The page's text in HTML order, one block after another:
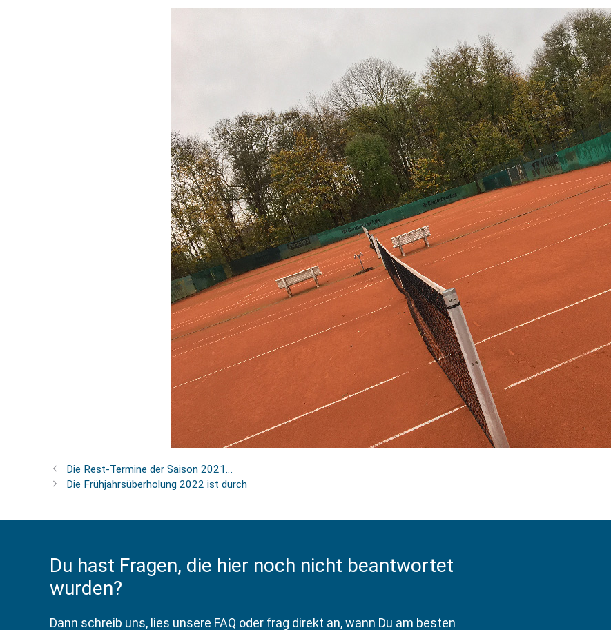
Die Rest-Termine der Saison 2021…
Die Frühjahrsüberholung 2022 ist durch
Du hast Fragen, die hier noch nicht beantwortet
wurden?
Dann schreib uns, lies unsere FAQ oder frag direkt an, wann Du am besten